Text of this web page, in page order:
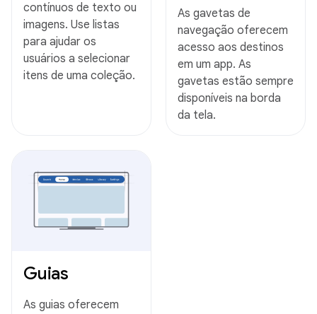
contínuos de texto ou
imagens. Use listas
para ajudar os
usuários a selecionar
itens de uma coleção.
As gavetas de
navegação oferecem
acesso aos destinos
em um app. As
gavetas estão sempre
disponíveis na borda
da tela.
Guias
As guias oferecem